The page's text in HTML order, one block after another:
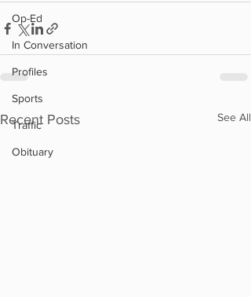
Op-Ed
In Conversation
Profiles
Sports
Traffic
Obituary
Recent Posts See All